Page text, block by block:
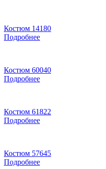
Костюм 14180
Подробнее
Костюм 60040
Подробнее
Костюм 61822
Подробнее
Костюм 57645
Подробнее